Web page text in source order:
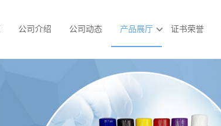
公司介绍 公司动态 产品展厅 证书荣誉